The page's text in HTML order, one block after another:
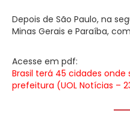
Depois de São Paulo, na
Minas Gerais e Paraíba,
Acesse em pdf:
Brasil terá 45 cidades
prefeitura (UOL Notícias –